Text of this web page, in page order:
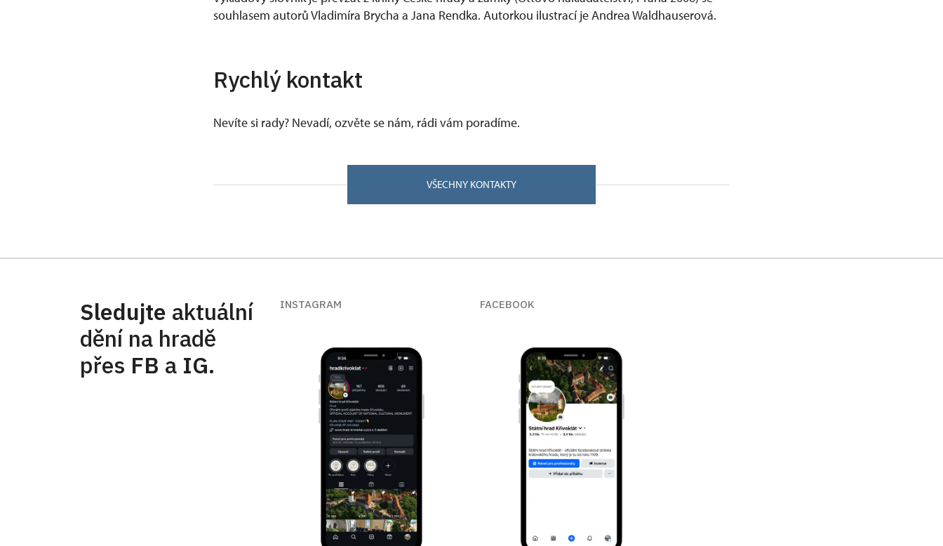
souhlasem autorů Vladimíra Brycha a Jana Rendka. Autorkou ilustrací je Andrea Waldhauserová.
Rychlý kontakt
Nevíte si rady? Nevadí, ozvěte se nám, rádi vám poradíme.
VŠECHNY KONTAKTY
Sledujte aktuální
dění na hradě
přes FB a IG.
INSTAGRAM FACEBOOK